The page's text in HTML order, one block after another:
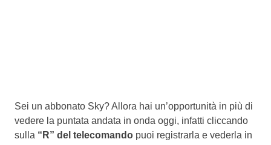
Sei un abbonato Sky? Allora hai un’opportunità in più di
vedere la puntata andata in onda oggi, infatti cliccando
sulla “R” del telecomando puoi registrarla e vederla in